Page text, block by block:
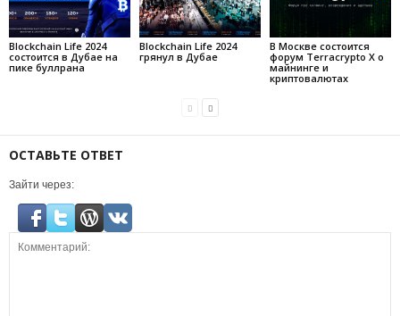
Blockchain Life 2024
состоится в Дубае на
пике буллрана
Blockchain Life 2024
грянул в Дубае
В Москве состоится
форум Terracrypto X о
майнинге и
криптовалютах
ОСТАВЬТЕ ОТВЕТ
Зайти через: